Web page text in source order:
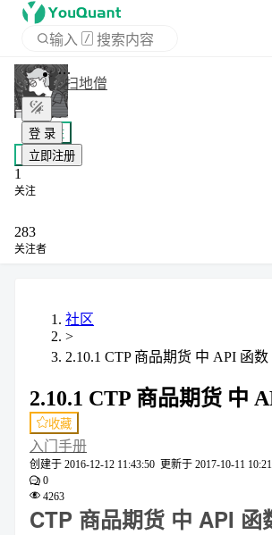
输入 / 搜索内容
APP
登 录
立即注册
扫地僧
+ 关注
私信
1
关注
283
关注者
社区
>
2.10.1 CTP 商品期货 中 API 函
2.10.1 CTP 商品期货 中
收藏
入门手册
创建于 2016-12-12 11:43:50 更新于 2017-10-11
0
4263
CTP 商品期货 中 API